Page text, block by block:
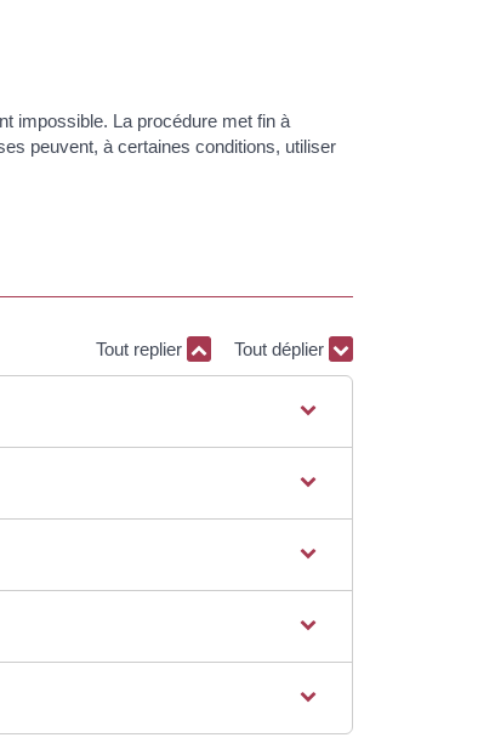
impossible. La procédure met fin à
peuvent, à certaines conditions, utiliser
Tout replier Tout déplier